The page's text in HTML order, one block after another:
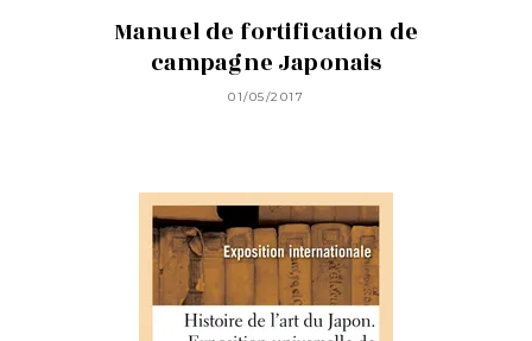
Manuel de fortification de
campagne Japonais
01/05/2017